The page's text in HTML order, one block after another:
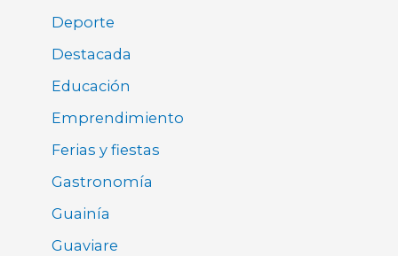
Deporte
Destacada
Educación
Emprendimiento
Ferias y fiestas
Gastronomía
Guainía
Guaviare